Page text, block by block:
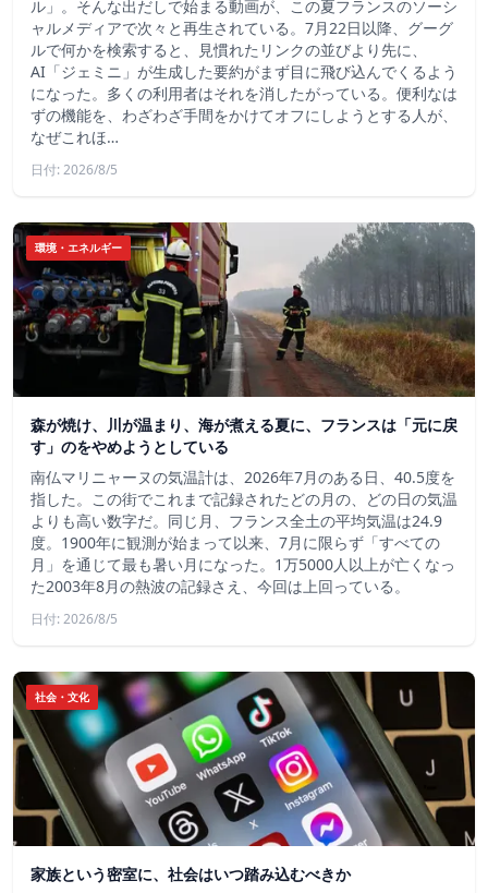
ル」。そんな出だしで始まる動画が、この夏フランスのソーシ
ャルメディアで次々と再生されている。7月22日以降、グーグ
ルで何かを検索すると、見慣れたリンクの並びより先に、
AI「ジェミニ」が生成した要約がまず目に飛び込んでくるよう
になった。多くの利用者はそれを消したがっている。便利なは
ずの機能を、わざわざ手間をかけてオフにしようとする人が、
なぜこれほ…
日付: 2026/8/5
環境・エネルギー
森が焼け、川が温まり、海が煮える夏に、フランスは「元に戻
す」のをやめようとしている
南仏マリニャーヌの気温計は、2026年7月のある日、40.5度を
指した。この街でこれまで記録されたどの月の、どの日の気温
よりも高い数字だ。同じ月、フランス全土の平均気温は24.9
度。1900年に観測が始まって以来、7月に限らず「すべての
月」を通じて最も暑い月になった。1万5000人以上が亡くなっ
た2003年8月の熱波の記録さえ、今回は上回っている。
日付: 2026/8/5
社会・文化
家族という密室に、社会はいつ踏み込むべきか